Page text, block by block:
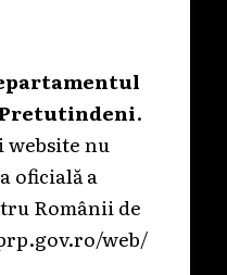
.
nu
oficială a
Românii de
web/